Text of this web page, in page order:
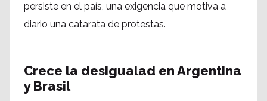
persiste en el país, una exigencia que motiva a
diario una catarata de protestas.
Crece la desigualad en Argentina
y Brasil